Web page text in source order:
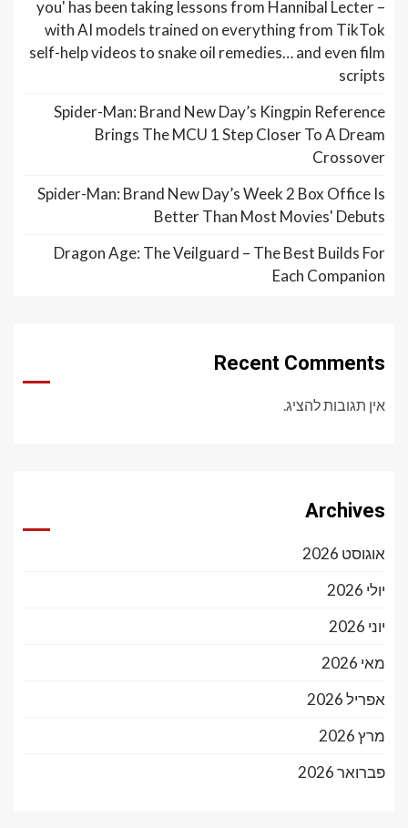
you' has been taking lessons from Hannibal Lecter –
with AI models trained on everything from TikTok
self-help videos to snake oil remedies… and even film
scripts
Spider-Man: Brand New Day’s Kingpin Reference
Brings The MCU 1 Step Closer To A Dream
Crossover
Spider-Man: Brand New Day’s Week 2 Box Office Is
Better Than Most Movies' Debuts
Dragon Age: The Veilguard – The Best Builds For
Each Companion
Recent Comments
אין תגובות להציג.
Archives
אוגוסט 2026
יולי 2026
יוני 2026
מאי 2026
אפריל 2026
מרץ 2026
פברואר 2026